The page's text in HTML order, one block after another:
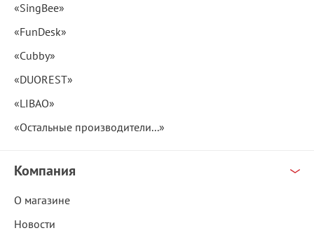
«SingBee»
«FunDesk»
«Cubby»
«DUOREST»
«LIBAO»
«Остальные производители...»
Компания
О магазине
Новости